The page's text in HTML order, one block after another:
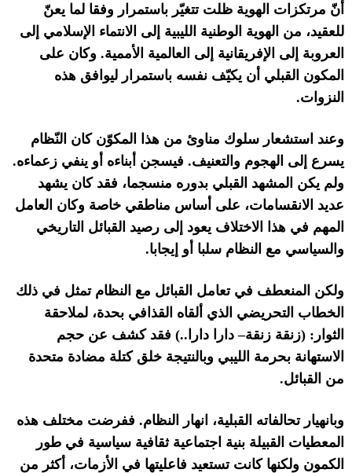
أنّ مرتكزات الهوية ظلت تتغيّر باستمرار وفقا لما يعنّ
للعقيد، من الهوية الوطنية الليبية إلى الانتماء الإسلامي إلى
العروبة إلى الإفريقانية إلى العالمية الأممية. وكان على
المكون القبلي أن يكيّف نفسه باستمرار ليوافق هذه
النزوات.
وعند استشعار سلوك مناوئ من هذا المكوّن كان النّظام
يسرع إلى الهجوم والتعنيف. فيسجن أبناءه أو ينفي زعماءه.
ولم يكن المشهد القبلي بدوره منسجما، فقد كان يشهد
عديد الانقسامات، على أساس مناطقي خاصة وكان العامل
المهم في هذا الاختلاف يعود إلى رصيد القبائل التاريخي
والسياسي مع النظام سلبا أو إيجابا.
ولكن المنعطف في تعامل القبائل مع النظام تمثل في ذلك
الخطاب التحريضي الذي ألقاه القذافي بحدة، لملاحقة
الثوار : (زنقة زنقة– دارا دارا ..) فقد كشف عن حجم
الاستهانة بحرمة الليبي وبالنتيجة خلق كتلة مضادة متحدة
من القبائل.
وبانهيار تحالفاته القبلية، انهار النظام. ففرضت مختلف هذه
المعطيات القبيلة بنية اجتماعية ثقافية سياسية في طور
الكمون ولكنها كانت تستعيد فاعليتها في الأزمات، أكثر من